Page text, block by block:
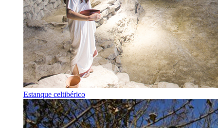
Estanque celtibérico